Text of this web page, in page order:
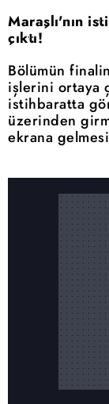
Maraşlı'nın
çıktı!
Bölümün
işlerini ortaya
istihbaratta
üzerinden
ekrana